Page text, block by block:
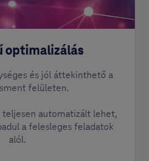
optimalizálás
és jól áttekinthető a
felületen.
teljesen automatizált lehet,
a felesleges feladatok
alól.